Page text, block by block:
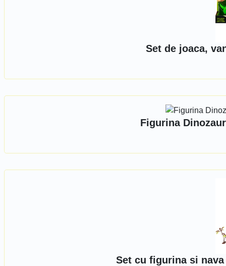
Set de joaca,
Figurina
Set cu figurina si